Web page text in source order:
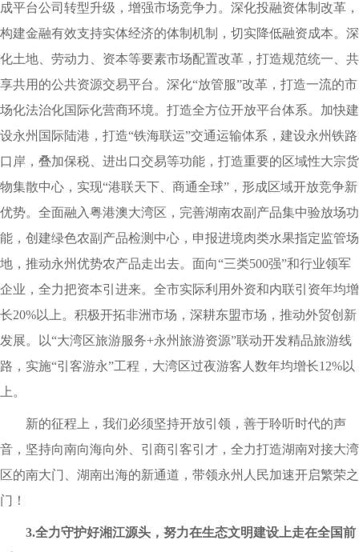
成平台公司转型升级，增强市场竞争力。深化投融资体制改革，
构建金融有效支持实体经济的体制机制，切实降低融资成本。深
化土地、劳动力、资本等要素市场配置改革，打造规范统一、共
享共用的公共资源交易平台。深化“放管服”改革，打造一流的市
场化法治化国际化营商环境。打造全方位开放平台体系。加快建
设永州国际陆港，打造“铁海联运”交通运输体系，建设永州铁路
口岸，叠加保税、进出口交易等功能，打造重要的区域性大宗货
物集散中心，实现“港联天下、商通全球”，形成区域开放竞争新
优势。全面融入粤港澳大湾区，完善湖南农副产品集中验放场功
能，创建绿色农副产品检测中心，申报进境肉类水果指定监管场
地，推动永州优势农产品走出去。面向“三类500强”和行业领军
企业，全力把资本引进来。全市实际利用外资和内联引资年均增
长20%以上。积极开拓非洲市场，深耕东盟市场，推动外贸创新
发展。以“大湾区旅游服务+永州旅游资源”联动开发精品旅游线
路，实施“引客游永”工程，大湾区过夜游客人数年均增长12%以
上。
新的征程上，我们必须坚持开放引领，善于聆听时代的声
音，坚持向南向海向外、引商引客引才，全力打造湖南对接大湾
区的南大门、湖南出海的新通道，带领永州人民加速开启繁荣之
门！
3.全力守护好湘江源头，努力在生态文明建设上走在全国前